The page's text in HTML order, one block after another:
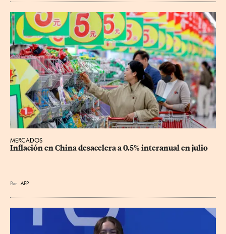
MERCADOS
Inflación en China desacelera a 0.5% interanual en julio
Por AFP